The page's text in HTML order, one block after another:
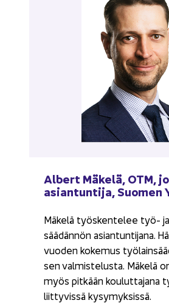
Al­bert Mä­ke­lä, OTM,
asian­tun­ti­ja,
Mä­ke­lä työs­ken­te­lee työ-
sää­dän­nön asian­tun­ti­ja­na.
vuo­den ko­ke­mus
sen val­mis­te­lus­ta. Mä­ke­lä
myös pit­kään kou­lut­ta­ja­na
liit­ty­vis­sä ky­sy­myk­sis­sä.